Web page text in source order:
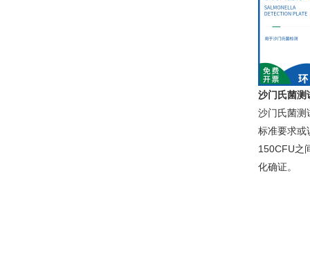
沙门氏菌测
沙门氏菌测
标准要求或
150CFU之
化确证。